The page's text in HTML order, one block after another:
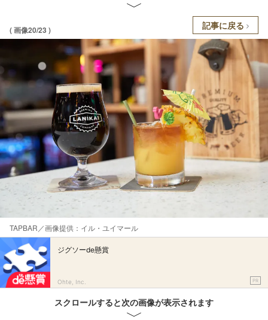
( 画像20/23 ) 記事に戻る
TAPBAR／画像提供：イル・ユイマール
ジグソーde懸賞
Ohte, Inc. PR
スクロールすると次の画像が表示されます